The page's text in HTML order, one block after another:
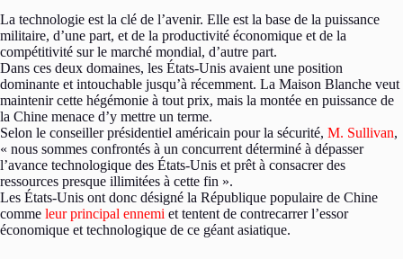
La technologie est la clé de l’avenir. Elle est la base de la puissance
militaire, d’une part, et de la productivité économique et de la
compétitivité sur le marché mondial, d’autre part.
Dans ces deux domaines, les États-Unis avaient une position
dominante et intouchable jusqu’à récemment. La Maison Blanche veut
maintenir cette hégémonie à tout prix, mais la montée en puissance de
la Chine menace d’y mettre un terme.
Selon le conseiller présidentiel américain pour la sécurité, M. Sullivan,
« nous sommes confrontés à un concurrent déterminé à dépasser
l’avance technologique des États-Unis et prêt à consacrer des
ressources presque illimitées à cette fin ».
Les États-Unis ont donc désigné la République populaire de Chine
comme leur principal ennemi et tentent de contrecarrer l’essor
économique et technologique de ce géant asiatique.